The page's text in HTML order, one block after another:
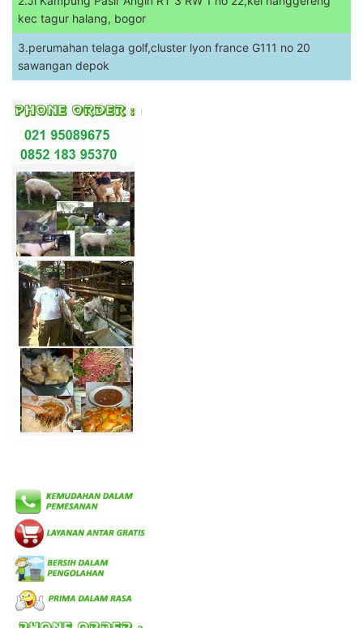
kec tagur halang, bogor
3.perumahan telaga golf,cluster lyon france G111 no 20
sawangan depok